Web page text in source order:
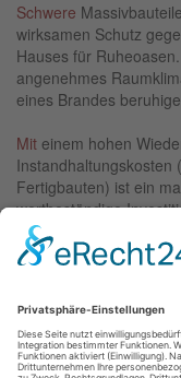
Schwere
wirksamen Schutz
Hauses für
angenehmes
eines Brandes
Mit einem hohen
Instandhaltungskosten
Fertigbauten) ist ein
wertbeständige
zeitgemäße und
garantiert eine
honorieren dies mit
aufgrund des
Wasserschäden mit